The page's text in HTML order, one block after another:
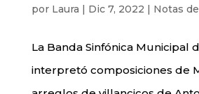
por Laura | Dic 7, 2022 | Notas
La Banda Sinfónica Municipal
interpretó composiciones de